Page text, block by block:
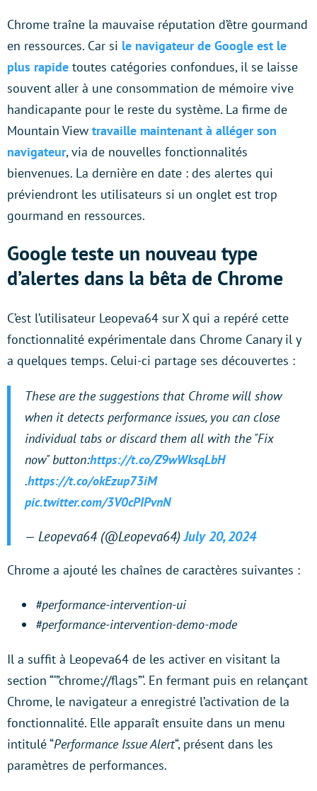
Chrome traîne la mauvaise réputation d’être gourmand
en ressources. Car si le navigateur de Google est le
plus rapide toutes catégories confondues, il se laisse
souvent aller à une consommation de mémoire vive
handicapante pour le reste du système. La firme de
Mountain View travaille maintenant à alléger son
navigateur, via de nouvelles fonctionnalités
bienvenues. La dernière en date : des alertes qui
préviendront les utilisateurs si un onglet est trop
gourmand en ressources.
Google teste un nouveau type
d’alertes dans la bêta de Chrome
C’est l’utilisateur Leopeva64 sur X qui a repéré cette
fonctionnalité expérimentale dans Chrome Canary il y
a quelques temps. Celui-ci partage ses découvertes :
These are the suggestions that Chrome will show
when it detects performance issues, you can close
individual tabs or discard them all with the "Fix
now" button:https://t.co/Z9wWksqLbH
.https://t.co/okEzup73iM
pic.twitter.com/3V0cPIPvnN
— Leopeva64 (@Leopeva64)July 20, 2024
Chrome a ajouté les chaînes de caractères suivantes :
#performance-intervention-ui
#performance-intervention-demo-mode
Il a suffit à Leopeva64 de les activer en visitant la
section “‘”chrome://flags”‘. En fermant puis en relançant
Chrome, le navigateur a enregistré l’activation de la
fonctionnalité. Elle apparaît ensuite dans un menu
intitulé “Performance Issue Alert“, présent dans les
paramètres de performances.